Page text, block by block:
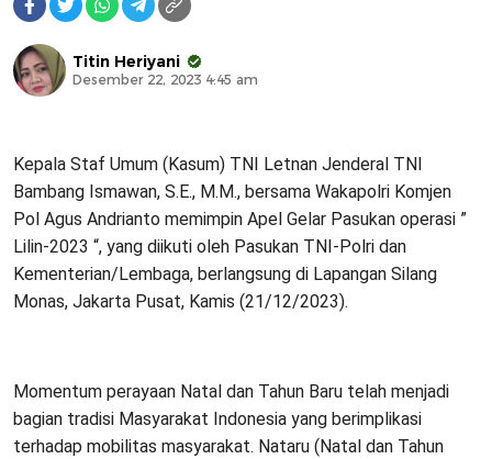
Titin Heriyani
Desember 22, 2023 4:45 am
Kepala Staf Umum (Kasum) TNI Letnan Jenderal TNI
Bambang Ismawan, S.E., M.M., bersama Wakapolri Komjen
Pol Agus Andrianto memimpin Apel Gelar Pasukan operasi ”
Lilin-2023 “, yang diikuti oleh Pasukan TNI-Polri dan
Kementerian/Lembaga, berlangsung di Lapangan Silang
Monas, Jakarta Pusat, Kamis (21/12/2023).
Momentum perayaan Natal dan Tahun Baru telah menjadi
bagian tradisi Masyarakat Indonesia yang berimplikasi
terhadap mobilitas masyarakat. Nataru (Natal dan Tahun